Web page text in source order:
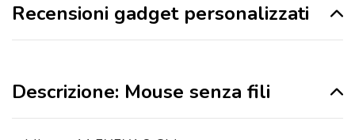
Recensioni gadget personalizzati
Descrizione: Mouse senza fili